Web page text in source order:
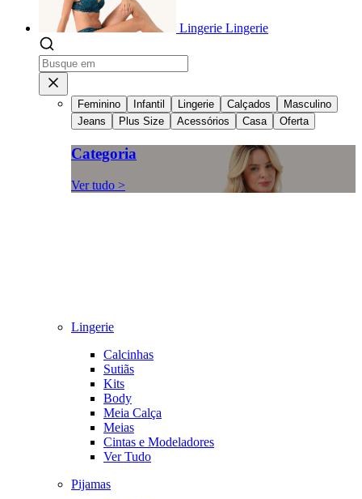
Lingerie Lingerie
Feminino Infantil Lingerie Calçados
Masculino
Jeans
Plus Size Acessórios Casa Oferta
Categoria
Ver tudo >
Lingerie
Calcinhas
Sutiãs
Kits
Body
Meia Calça
Meias
Cintas e Modeladores
Ver Tudo
Pijamas